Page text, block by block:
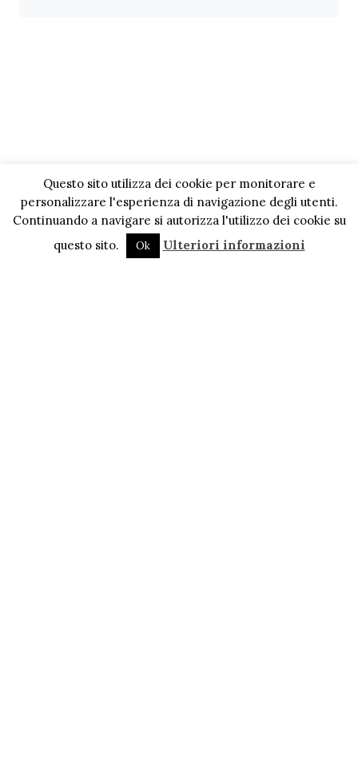
Questo sito utilizza dei cookie per monitorare e
personalizzare l'esperienza di navigazione degli utenti.
Continuando a navigare si autorizza l'utilizzo dei cookie su
questo sito.
Ok Ulteriori informazioni